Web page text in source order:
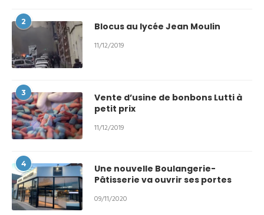
2 Blocus au lycée Jean Moulin
11/12/2019
3
Vente d’usine de bonbons Lutti à
petit prix
11/12/2019
4
Une nouvelle Boulangerie-
Pâtisserie va ouvrir ses portes
09/11/2020